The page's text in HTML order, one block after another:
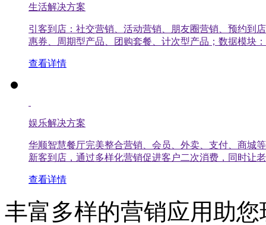
生活解决方案
引客到店：社交营销、活动营销、朋友圈营销、预约到
惠券、周期型产品、团购套餐、计次型产品；数据模块
查看详情
娱乐解决方案
华顺智慧餐厅完美整合营销、会员、外卖、支付、商城
新客到店，通过多样化营销促进客户二次消费，同时让
查看详情
丰富多样的营销应用助